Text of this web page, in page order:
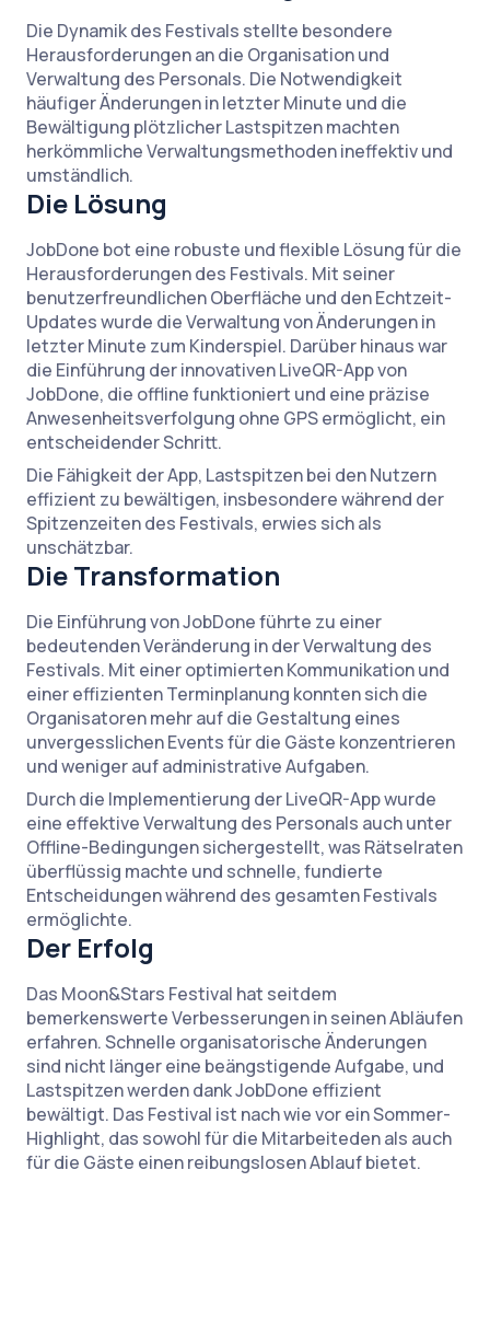
Die Dynamik des Festivals stellte besondere
Herausforderungen an die Organisation und
Verwaltung des Personals. Die Notwendigkeit
häufiger Änderungen in letzter Minute und die
Bewältigung plötzlicher Lastspitzen machten
herkömmliche Verwaltungsmethoden ineffektiv und
umständlich.
Die Lösung
JobDone bot eine robuste und flexible Lösung für die
Herausforderungen des Festivals. Mit seiner
benutzerfreundlichen Oberfläche und den Echtzeit-
Updates wurde die Verwaltung von Änderungen in
letzter Minute zum Kinderspiel. Darüber hinaus war
die Einführung der innovativen LiveQR-App von
JobDone, die offline funktioniert und eine präzise
Anwesenheitsverfolgung ohne GPS ermöglicht, ein
entscheidender Schritt.
Die Fähigkeit der App, Lastspitzen bei den Nutzern
effizient zu bewältigen, insbesondere während der
Spitzenzeiten des Festivals, erwies sich als
unschätzbar.
Die Transformation
Die Einführung von JobDone führte zu einer
bedeutenden Veränderung in der Verwaltung des
Festivals. Mit einer optimierten Kommunikation und
einer effizienten Terminplanung konnten sich die
Organisatoren mehr auf die Gestaltung eines
unvergesslichen Events für die Gäste konzentrieren
und weniger auf administrative Aufgaben.
Durch die Implementierung der LiveQR-App wurde
eine effektive Verwaltung des Personals auch unter
Offline-Bedingungen sichergestellt, was Rätselraten
überflüssig machte und schnelle, fundierte
Entscheidungen während des gesamten Festivals
ermöglichte.
Der Erfolg
Das Moon&Stars Festival hat seitdem
bemerkenswerte Verbesserungen in seinen Abläufen
erfahren. Schnelle organisatorische Änderungen
sind nicht länger eine beängstigende Aufgabe, und
Lastspitzen werden dank JobDone effizient
bewältigt. Das Festival ist nach wie vor ein Sommer-
Highlight, das sowohl für die Mitarbeiteden als auch
für die Gäste einen reibungslosen Ablauf bietet.